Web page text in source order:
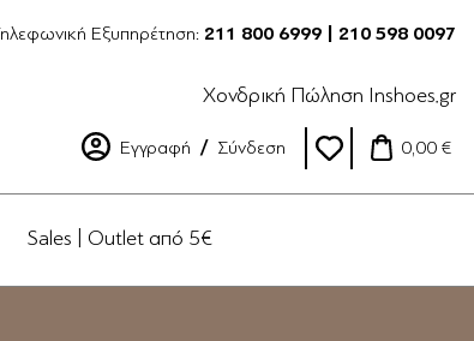
Εξυπηρέτηση: 211 800 6999 | 210 598 0097
Χονδρική Πώληση Inshoes.gr
Εγγραφή Σύνδεση 0,00 €
Sales | Outlet από 5€